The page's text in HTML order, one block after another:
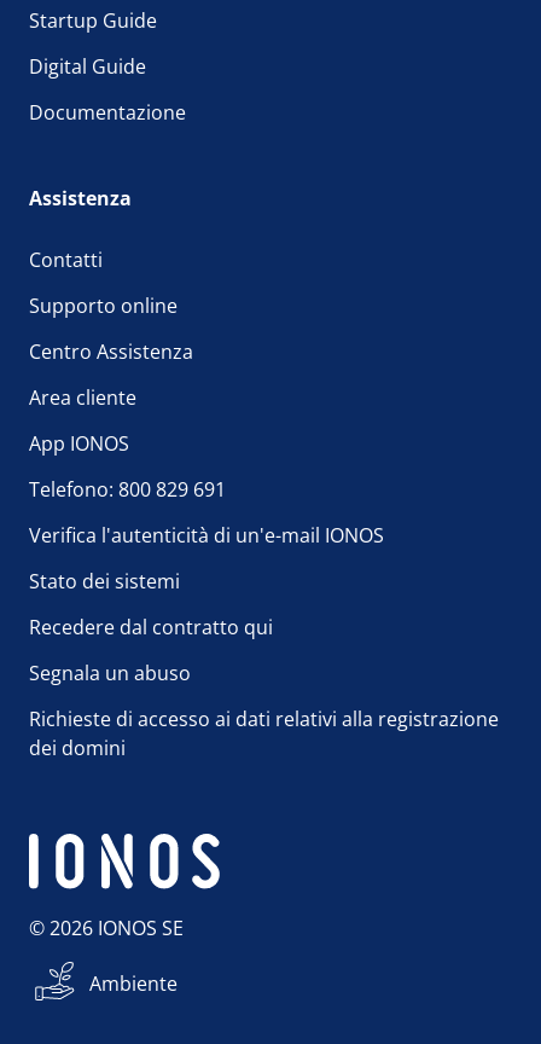
Startup Guide
Digital Guide
Documentazione
Assistenza
Contatti
Supporto online
Centro Assistenza
Area cliente
App IONOS
Telefono: 800 829 691
Verifica l'autenticità di un'e-mail IONOS
Stato dei sistemi
Recedere dal contratto qui
Segnala un abuso
Richieste di accesso ai dati relativi alla registrazione
dei domini
© 2026 IONOS SE
Ambiente